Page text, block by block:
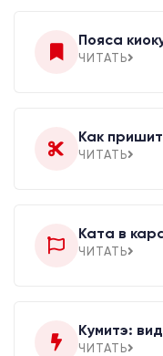
Пояса
ЧИТАТЬ
Как
ЧИТАТЬ
Ката в
ЧИТАТЬ
Кумитэ:
ЧИТАТЬ